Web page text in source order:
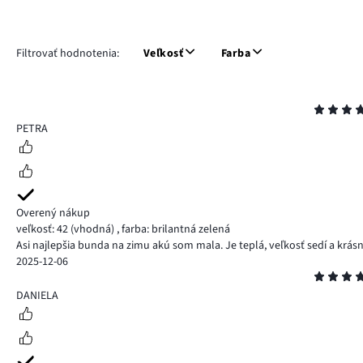
Filtrovať hodnotenia: Veľkosť Farba
5
PETRA
Overený nákup
veľkosť: 42 (vhodná) ,farba: brilantná zelená
Asi najlepšia bunda na zimu akú som mala. Je teplá, veľkosť sedí a
2025-12-06
4
DANIELA